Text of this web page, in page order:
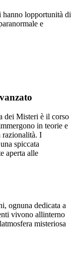
lopportunità di
e
dei Misteri è il corso
in teorie e
razionalità. I
spiccata
aperta alle
ognuna dedicata a
vivono allinterno
misteriosa